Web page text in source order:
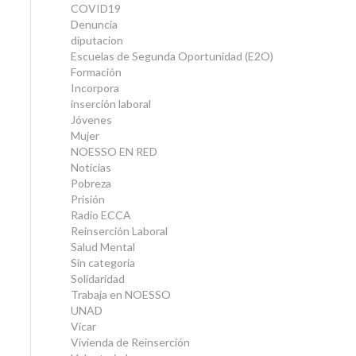
COVID19
Denuncia
diputacion
Escuelas de Segunda Oportunidad (E2O)
Formación
Incorpora
inserción laboral
Jóvenes
Mujer
NOESSO EN RED
Noticias
Pobreza
Prisión
Radio ECCA
Reinserción Laboral
Salud Mental
Sin categoría
Solidaridad
Trabaja en NOESSO
UNAD
Vícar
Vivienda de Reinserción